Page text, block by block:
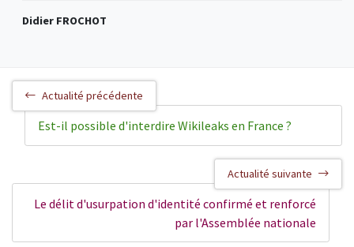
Didier FROCHOT
Actualité précédente
Est-il possible d'interdire Wikileaks en France ?
Actualité suivante
Le délit d'usurpation d'identité confirmé et renforcé
par l'Assemblée nationale